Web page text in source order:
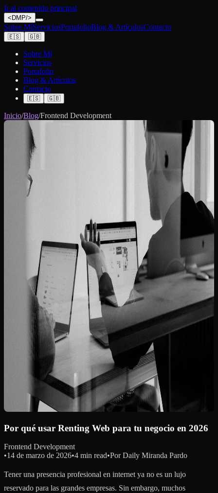
Ir al contenido principal
< DMP/>
Sobre MíServiciosPortafolioBlog & ArtículosContacto
🇪🇸 🇬🇧
Sobre Mí
Servicios
Portafolio
Blog & Artículos
Contacto
🇪🇸 🇬🇧
Inicio/Blog/Frontend Development
Por qué usar Renting Web para tu negocio en 2026
Frontend Development
•14 de marzo de 2026•4 min read•Por Daily Miranda Pardo
Tener una presencia profesional en internet ya no es un lujo
reservado para las grandes empresas. Sin embargo, muchos